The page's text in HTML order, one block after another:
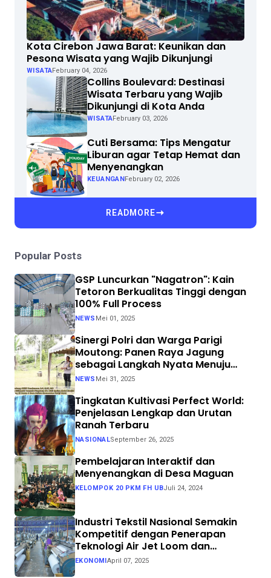
Kota Cirebon Jawa Barat: Keunikan dan
Pesona Wisata yang Wajib Dikunjungi
WISATAFebruary 04, 2026
Collins Boulevard: Destinasi
Wisata Terbaru yang Wajib
Dikunjungi di Kota Anda
WISATAFebruary 03, 2026
Cuti Bersama: Tips Mengatur
Liburan agar Tetap Hemat dan
Menyenangkan
KEUANGANFebruary 02, 2026
READMORE
Popular Posts
GSP Luncurkan "Nagatron": Kain
Tetoron Berkualitas Tinggi dengan
100% Full Process
NEWS Mei 01, 2025
Sinergi Polri dan Warga Parigi
Moutong: Panen Raya Jagung
sebagai Langkah Nyata Menuju
Swasembada Pangan
NEWS Mei 31, 2025
Tingkatan Kultivasi Perfect World:
Penjelasan Lengkap dan Urutan
Ranah Terbaru
NASIONALSeptember 26, 2025
Pembelajaran Interaktif dan
Menyenangkan di Desa Maguan
KELOMPOK 20 PKM FH UBJuli 24, 2024
Industri Tekstil Nasional Semakin
Kompetitif dengan Penerapan
Teknologi Air Jet Loom dan
Continuous Dyeing di CV. Garuda
Solo Perkasa
EKONOMIApril 07, 2025